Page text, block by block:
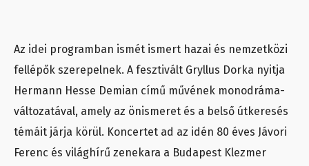
Az idei programban ismét ismert hazai és nemzetközi
fellépők szerepelnek. A fesztivált Gryllus Dorka nyitja
Hermann Hesse Demian című művének monodráma-
változatával, amely az önismeret és a belső útkeresés
témáit járja körül. Koncertet ad az idén 80 éves Jávori
Ferenc és világhírű zenekara a Budapest Klezmer